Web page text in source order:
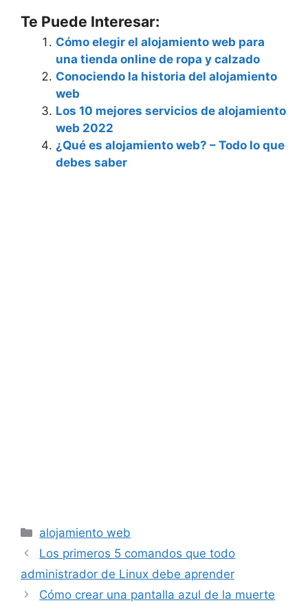
Te Puede Interesar:
Cómo elegir el alojamiento web para
una tienda online de ropa y calzado
Conociendo la historia del alojamiento
web
Los 10 mejores servicios de alojamiento
web 2022
¿Qué es alojamiento web? – Todo lo que
debes saber
Categorías
alojamiento web
Los primeros 5 comandos que todo
administrador de Linux debe aprender
Cómo crear una pantalla azul de la muerte